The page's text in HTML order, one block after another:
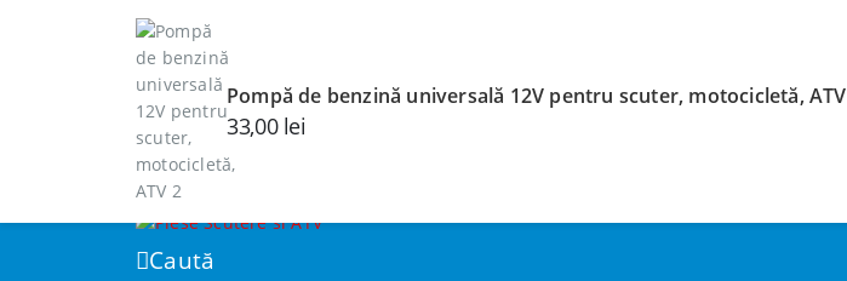
Bine ai venit pe SCOOTERSPEED.RO!
CONTUL MEU
DESPRE SCOOTERSPEED
AUTENTIFICARE
ÎNREGISTRARE
Caută
Pompă de benzină universală 12V pentru scuter, motocicletă, ATV
33,00 lei